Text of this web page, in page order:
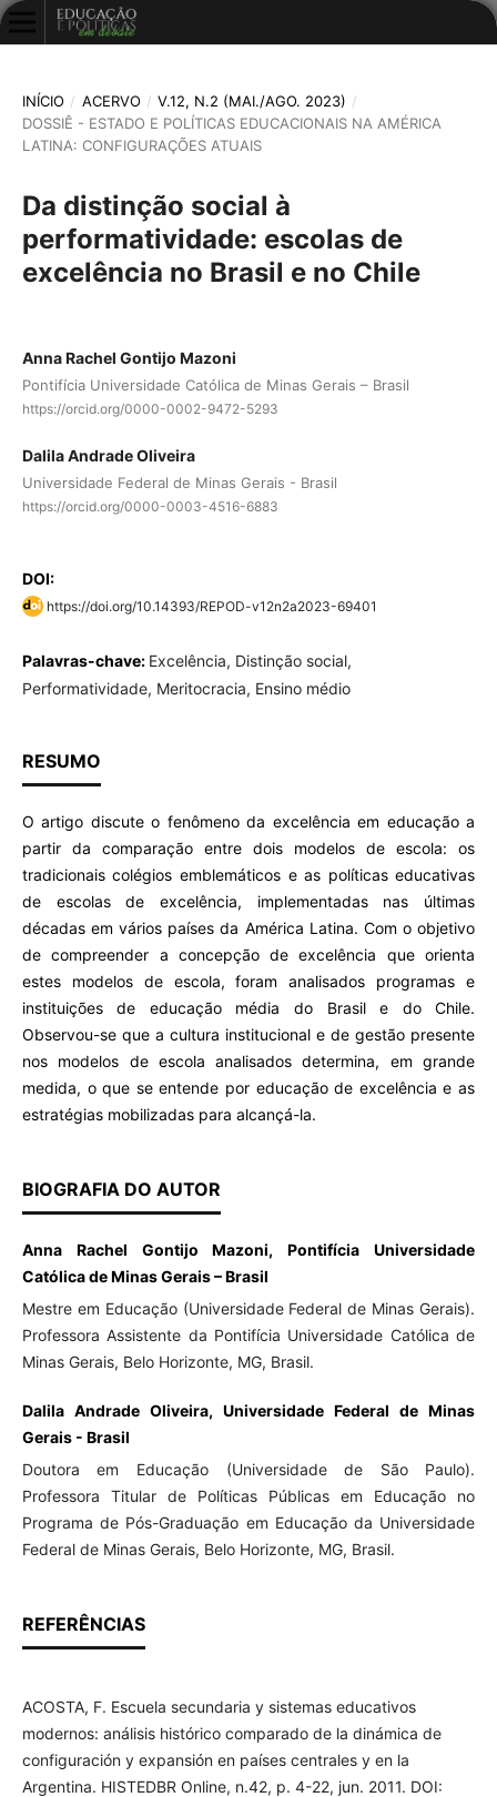
INÍCIO / ACERVO / V.12, N.2 (MAI./AGO. 2023) /
DOSSIÊ - ESTADO E POLÍTICAS EDUCACIONAIS NA AMÉRICA
LATINA: CONFIGURAÇÕES ATUAIS
Da distinção social à
performatividade: escolas de
excelência no Brasil e no Chile
Anna Rachel Gontijo Mazoni
Pontifícia Universidade Católica de Minas Gerais – Brasil
https://orcid.org/0000-0002-9472-5293
Dalila Andrade Oliveira
Universidade Federal de Minas Gerais - Brasil
https://orcid.org/0000-0003-4516-6883
DOI:
https://doi.org/10.14393/REPOD-v12n2a2023-69401
Palavras-chave: Excelência, Distinção social,
Performatividade, Meritocracia, Ensino médio
RESUMO
O artigo discute o fenômeno da excelência em educação a
partir da comparação entre dois modelos de escola: os
tradicionais colégios emblemáticos e as políticas educativas
de escolas de excelência, implementadas nas últimas
décadas em vários países da América Latina. Com o objetivo
de compreender a concepção de excelência que orienta
estes modelos de escola, foram analisados programas e
instituições de educação média do Brasil e do Chile.
Observou-se que a cultura institucional e de gestão presente
nos modelos de escola analisados determina, em grande
medida, o que se entende por educação de excelência e as
estratégias mobilizadas para alcançá-la.
BIOGRAFIA DO AUTOR
Anna Rachel Gontijo Mazoni, Pontifícia Universidade
Católica de Minas Gerais – Brasil
Mestre em Educação (Universidade Federal de Minas Gerais).
Professora Assistente da Pontifícia Universidade Católica de
Minas Gerais, Belo Horizonte, MG, Brasil.
Dalila Andrade Oliveira, Universidade Federal de Minas
Gerais - Brasil
Doutora em Educação (Universidade de São Paulo).
Professora Titular de Políticas Públicas em Educação no
Programa de Pós-Graduação em Educação da Universidade
Federal de Minas Gerais, Belo Horizonte, MG, Brasil.
REFERÊNCIAS
ACOSTA, F. Escuela secundaria y sistemas educativos
modernos: análisis histórico comparado de la dinámica de
configuración y expansión en países centrales y en la
Argentina. HISTEDBR Online, n.42, p. 4-22, jun. 2011. DOI: